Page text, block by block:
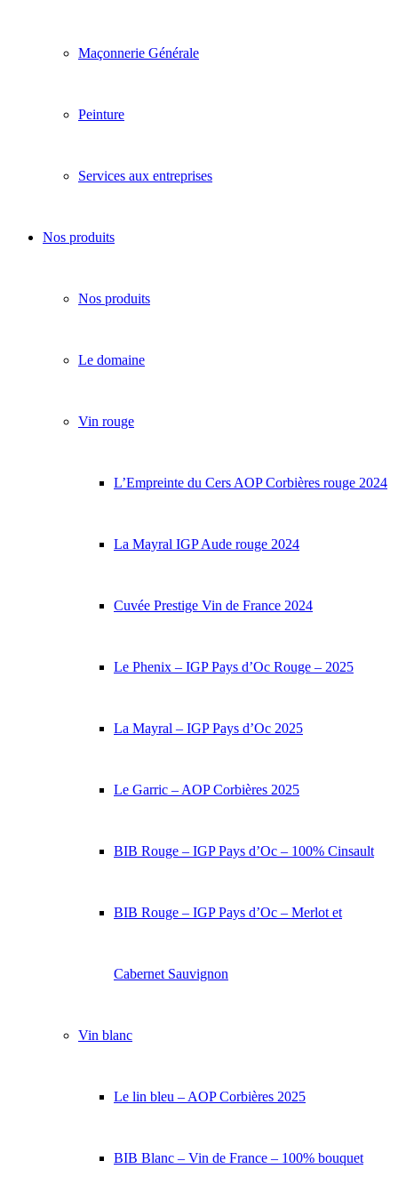
Maçonnerie Générale
Peinture
Services aux entreprises
Nos produits
Nos produits
Le domaine
Vin rouge
L’Empreinte du Cers AOP Corbières rouge 2024
La Mayral IGP Aude rouge 2024
Cuvée Prestige Vin de France 2024
Le Phenix – IGP Pays d’Oc Rouge – 2025
La Mayral – IGP Pays d’Oc 2025
Le Garric – AOP Corbières 2025
BIB Rouge – IGP Pays d’Oc – 100% Cinsault
BIB Rouge – IGP Pays d’Oc – Merlot et
Cabernet Sauvignon
Vin blanc
Le lin bleu – AOP Corbières 2025
BIB Blanc – Vin de France – 100% bouquet